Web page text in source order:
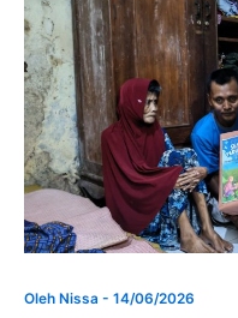
Oleh Nissa - 14/06/2026